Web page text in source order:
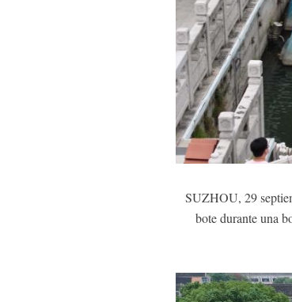
SUZHOU, 29
bote durante una